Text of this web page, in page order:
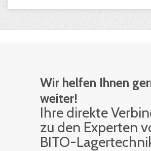
Wir helfen Ihnen
weiter!
Ihre di­rek­te
zu den Ex­per­ten
BITO-